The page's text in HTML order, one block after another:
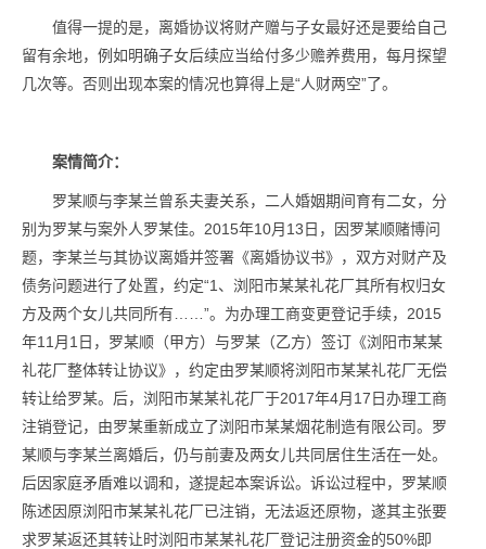
值得一提的是，离婚协议将财产赠与子女最好还是要给自己
留有余地，例如明确子女后续应当给付多少赡养费用，每月探望
几次等。否则出现本案的情况也算得上是“人财两空”了。
案情简介：
罗某顺与李某兰曾系夫妻关系，二人婚姻期间育有二女，分
别为罗某与案外人罗某佳。2015年10月13日，因罗某顺赌博问
题，李某兰与其协议离婚并签署《离婚协议书》，双方对财产及
债务问题进行了处置，约定“1、浏阳市某某礼花厂其所有权归女
方及两个女儿共同所有……”。为办理工商变更登记手续，2015
年11月1日，罗某顺（甲方）与罗某（乙方）签订《浏阳市某某
礼花厂整体转让协议》，约定由罗某顺将浏阳市某某礼花厂无偿
转让给罗某。后，浏阳市某某礼花厂于2017年4月17日办理工商
注销登记，由罗某重新成立了浏阳市某某烟花制造有限公司。罗
某顺与李某兰离婚后，仍与前妻及两女儿共同居住生活在一处。
后因家庭矛盾难以调和，遂提起本案诉讼。诉讼过程中，罗某顺
陈述因原浏阳市某某礼花厂已注销，无法返还原物，遂其主张要
求罗某返还其转让时浏阳市某某礼花厂登记注册资金的50%即